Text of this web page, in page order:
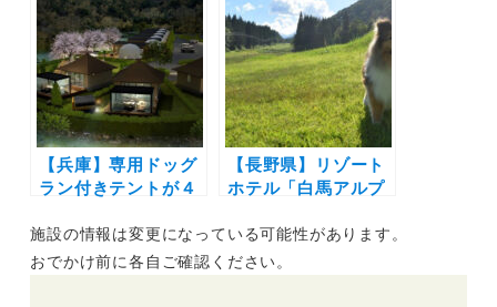
月オープン！ 富士山
ビュー＆天然温泉付
き
ング富士山中湖 」
11月26日オープン！
関東初の全棟に温
泉・プール・ファイ
ヤーピットを備えた
客室で♪サイズ制
限・頭数制限なし
【兵庫】専用ドッグ
ラン付きテントが４
グランピング猪名川-
inagawa-」はサイ
【長野県】リゾート
ホテル「白馬アルプ
ペット同伴OK客室
＆芝生のドッグラン
施設の情報は変更になっている可能性があります。
おでかけ前に各自ご確認ください。